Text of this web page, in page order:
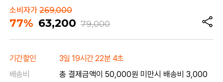
소비자가269,000
77% 63,200 79,000
기간할인
3일 19시간 22분 4초
배송비
총 결제금액이 50,000원 미만시 배송비 3,000